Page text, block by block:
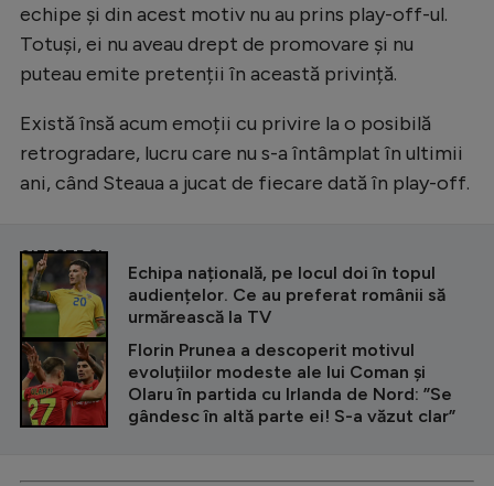
echipe și din acest motiv nu au prins play-off-ul.
Totuși, ei nu aveau drept de promovare și nu
puteau emite pretenții în această privință.
Există însă acum emoții cu privire la o posibilă
retrogradare, lucru care nu s-a întâmplat în ultimii
ani, când Steaua a jucat de fiecare dată în play-off.
CITEȘTE ȘI
Echipa națională, pe locul doi în topul
audiențelor. Ce au preferat românii să
urmărească la TV
Florin Prunea a descoperit motivul
evoluțiilor modeste ale lui Coman și
Olaru în partida cu Irlanda de Nord: ”Se
gândesc în altă parte ei! S-a văzut clar”